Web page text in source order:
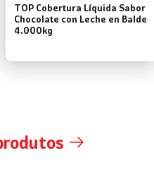
TOP Cobertura Líquida Sabor
Chocolate con Leche en Balde
4.000kg